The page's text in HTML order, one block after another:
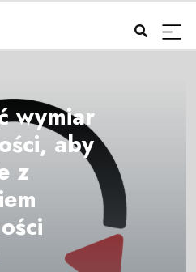
wymiar
aby
z